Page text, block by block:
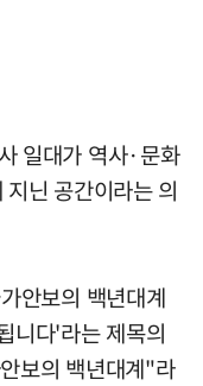
일대가 역사·문화
닌 공간이라는 의
안보의 백년대계
니다'라는 제목의
보의 백년대계"라